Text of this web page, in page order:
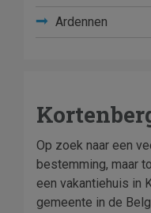
Ardennen
Op zoek naar een
bestemming, maar
een vakantiehuis in
gemeente in de